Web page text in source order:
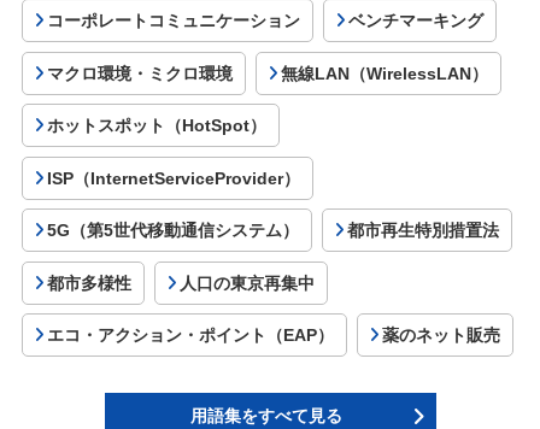
コーポレートコミュニケーション ベンチマーキング
マクロ環境・ミクロ環境 無線LAN（WirelessLAN）
ホットスポット（HotSpot）
ISP（InternetServiceProvider）
5G（第5世代移動通信システム） 都市再生特別措置法
都市多様性 人口の東京再集中
エコ・アクション・ポイント（EAP） 薬のネット販売
用語集をすべて見る